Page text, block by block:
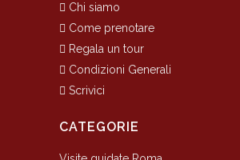
Chi siamo
Come prenotare
Regala un tour
Condizioni Generali
Scrivici
CATEGORIE